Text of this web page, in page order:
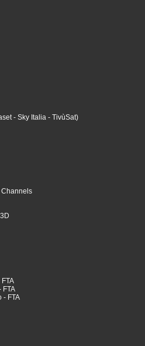
- Sky Italia - TivùSat)
Channels
FTA
- FTA